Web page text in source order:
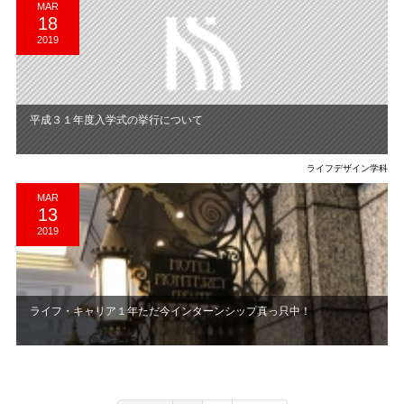
MAR
18
2019
平成３１年度入学式の挙行について
ライフデザイン学科
MAR
13
2019
ライフ・キャリア１年ただ今インターンシップ真っ只中！